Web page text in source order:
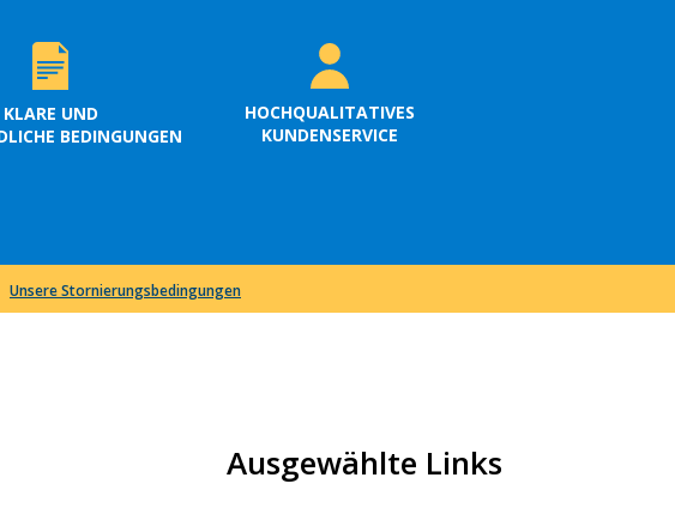
KLARE UND
BEDINGUNGEN
HOCHQUALITATIVES
KUNDENSERVICE
Unsere Stornierungsbedingungen
Ausgewählte Links